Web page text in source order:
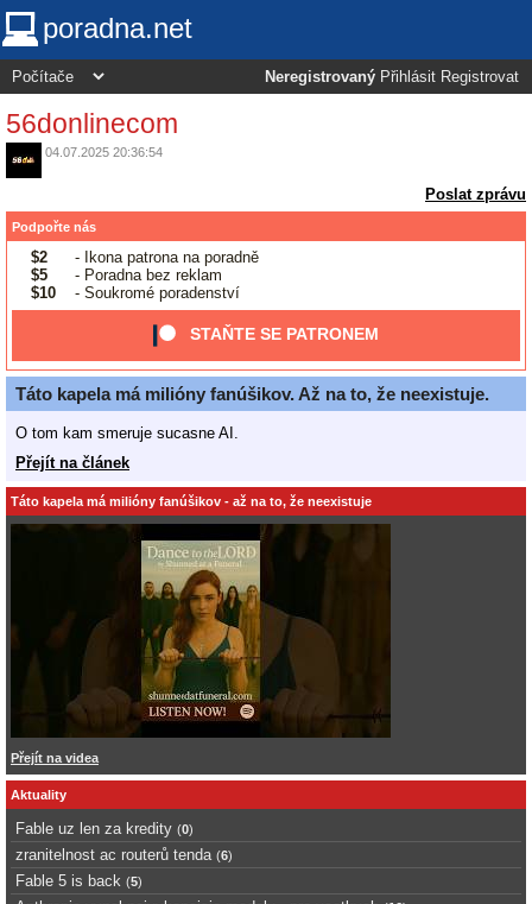
poradna.net
Neregistrovaný Přihlásit Registrovat
56donlinecom
04.07.2025 20:36:54
Poslat zprávu
Podpořte nás
$2
- Ikona patrona na poradně
$5
- Poradna bez reklam
$10
- Soukromé poradenství
STAŇTE SE PATRONEM
Táto kapela má milióny fanúšikov. Až na to, že neexistuje.
O tom kam smeruje sucasne AI.
Přejít na článek
Táto kapela má milióny fanúšikov - až na to, že neexistuje
Přejít na videa
Aktuality
Fable uz len za kredity (0)
zranitelnost ac routerů tenda (6)
Fable 5 is back (5)